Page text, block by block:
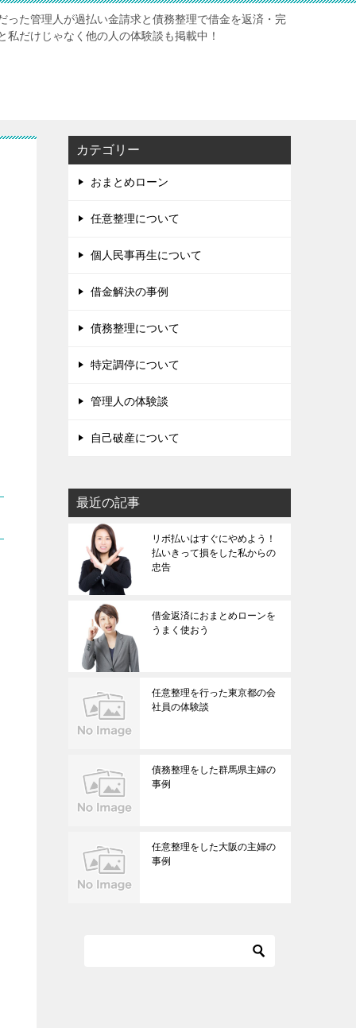
った管理人が過払い金請求と債務整理で借金を返済・完
だけじゃなく他の人の体験談も掲載中！
カテゴリー
おまとめローン
任意整理について
個人民事再生について
借金解決の事例
債務整理について
特定調停について
管理人の体験談
自己破産について
最近の記事
リボ払いはすぐにやめよう！
払いきって損をした私からの
忠告
借金返済におまとめローンを
うまく使おう
任意整理を行った東京都の会
社員の体験談
債務整理をした群馬県主婦の
事例
任意整理をした大阪の主婦の
事例